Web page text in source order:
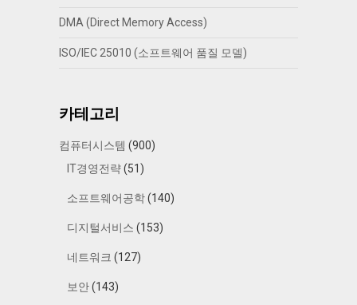
DMA (Direct Memory Access)
ISO/IEC 25010 (소프트웨어 품질 모델)
카테고리
컴퓨터시스템 (900)
IT경영전략(51)
소프트웨어공학(140)
디지털서비스 (153)
네트워크 (127)
보안(143)